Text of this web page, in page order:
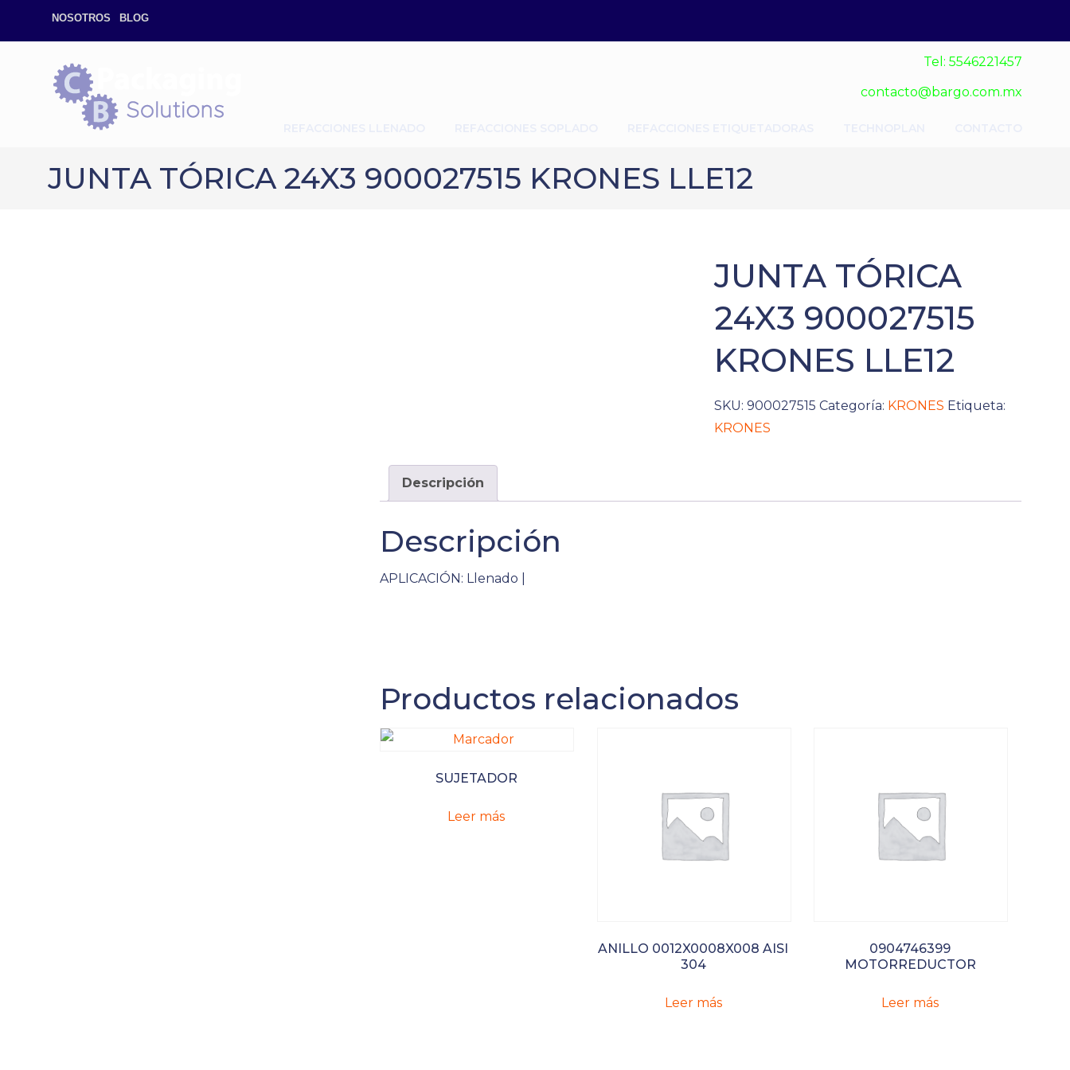
NOSOTROS BLOG
Tel: 5546221457
contacto@bargo.com.mx
JUNTA TÓRICA 24X3 900027515 KRONES LLE12
JUNTA TÓRICA
24X3 900027515
KRONES LLE12
SKU: 900027515 Categoría: KRONES Etiqueta:
KRONES
Descripción
Descripción
APLICACIÓN: Llenado |
Productos relacionados
SUJETADOR
Leer más
ANILLO 0012X0008X008 AISI
304
Leer más
0904746399
MOTORREDUCTOR
Leer más